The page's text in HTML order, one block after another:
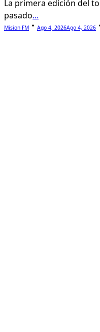
La primera edición del
pasado...
Mision FM Ago 4, 2026Ago 4, 2026